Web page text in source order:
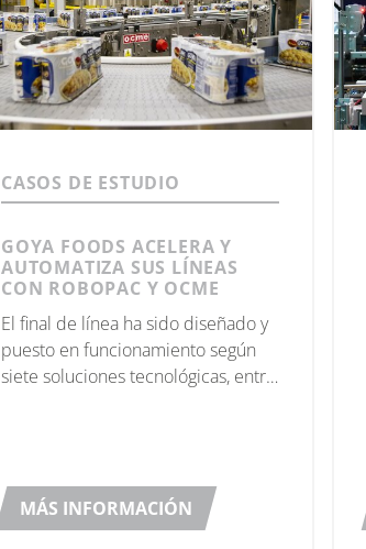
CASOS DE ESTUDIO
GOYA FOODS ACELERA Y
AUTOMATIZA SUS LÍNEAS
CON ROBOPAC Y OCME
El final de línea ha sido diseñado y
puesto en funcionamiento según
siete soluciones tecnológicas, entre
despaletizadores, formadoras de
bandejas, paletizadores y
envolvedoras de la marca OCME y
MÁS INFORMACIÓN